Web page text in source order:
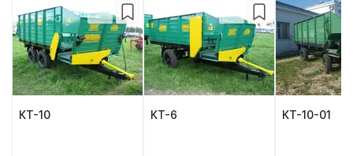
КТ-10 КТ-6 КТ-10-01